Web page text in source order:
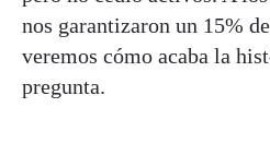
nos garantizaron un 15%
veremos cómo acaba la
pregunta.